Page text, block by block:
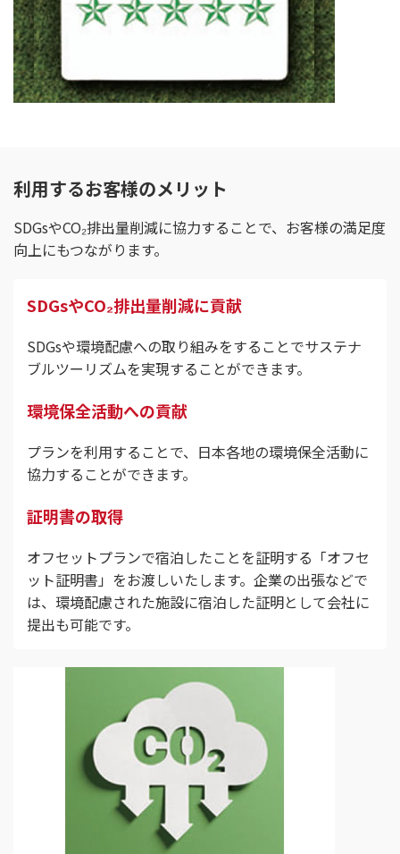
利用するお客様のメリット
SDGsやCO₂排出量削減に協力することで、お客様の満足度
向上にもつながります。
SDGsやCO₂排出量削減に貢献
SDGsや環境配慮への取り組みをすることでサステナ
ブルツーリズムを実現することができます。
環境保全活動への貢献
プランを利用することで、日本各地の環境保全活動に
協力することができます。
証明書の取得
オフセットプランで宿泊したことを証明する「オフセ
ット証明書」をお渡しいたします。企業の出張などで
は、環境配慮された施設に宿泊した証明として会社に
提出も可能です。